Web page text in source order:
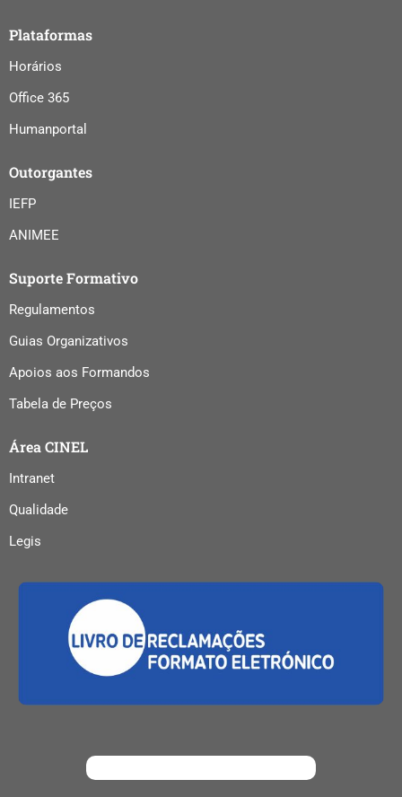
qualificação,
certificação
profissional
promovendo a
o reforço de
comportamentais,
linguísticas e
especialmente
em electrónica,
robótica,
controlo;
energias
telecomunicações;
redes,
informação.
Coloca à
disposição dos
interessados
moderna
Plataformas
Horários
Office 365
Humanportal
Outorgantes
IEFP
ANIMEE
Suporte Formativo
Regulamentos
Guias Organizativos
Apoios aos Formandos
Tabela de Preços
Área CINEL
Intranet
Qualidade
Legis